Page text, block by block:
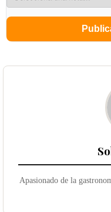
Apasionado de la